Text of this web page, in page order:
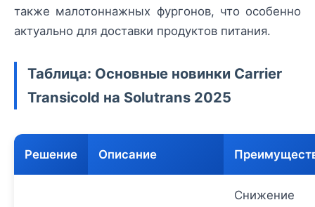
также малотоннажных фургонов, что особенно
актуально для доставки продуктов питания.
Таблица: Основные новинки Carrier
Transicold на Solutrans 2025
Решение Описание
Снижение